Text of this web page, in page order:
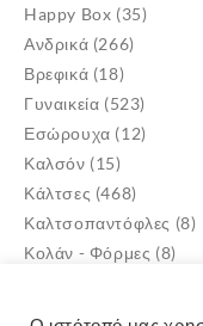
Happy Box (35)
Ανδρικά (266)
Βρεφικά (18)
Γυναικεία (523)
Εσώρουχα (12)
Καλσόν (15)
Κάλτσες (468)
Καλτσοπαντόφλες (8)
Κολάν - Φόρμες (8)